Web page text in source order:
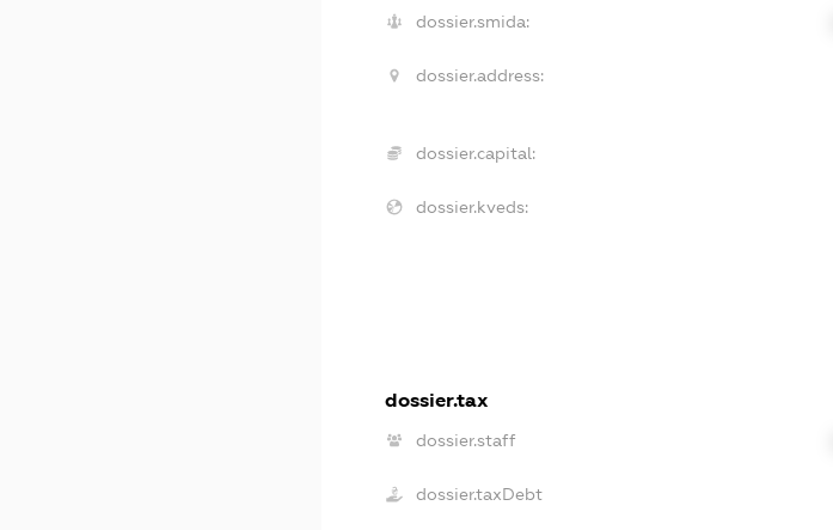
dossier.smida:
dossier.address:
dossier.capital:
dossier.kveds:
dossier.tax
dossier.staff
dossier.taxDebt